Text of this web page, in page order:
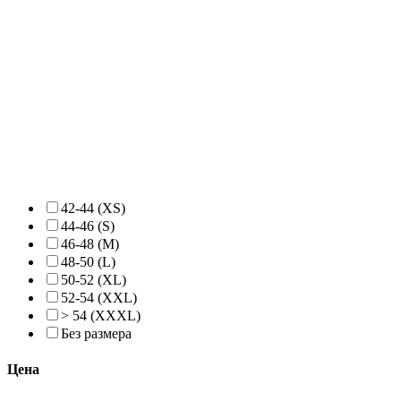
42-44 (XS)
44-46 (S)
46-48 (M)
48-50 (L)
50-52 (XL)
52-54 (XXL)
> 54 (ХXXL)
Без размера
Цена